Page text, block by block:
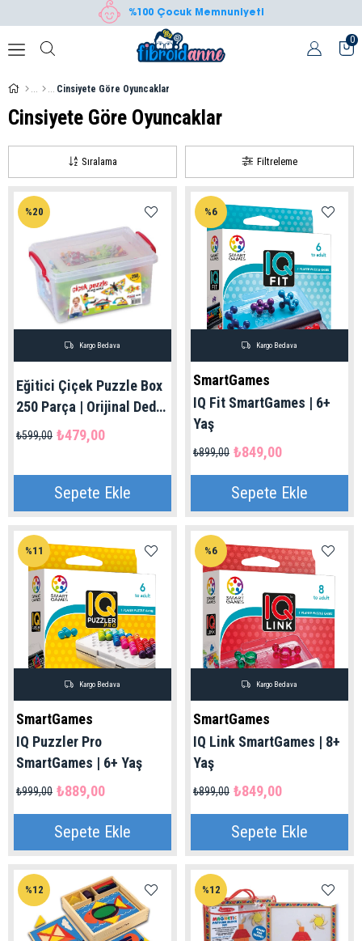
%100 Çocuk Memnuniyeti
0
Cinsiyete Göre Oyuncaklar
Cinsiyete Göre Oyuncaklar
Filtreleme
Sıralama
Eğitici Çiçek Puzzle Box
250 Parça | Orijinal Dede
Marka 3+ Yaş
₺479,00
₺599,00
Sepete Ekle
%20
Kargo Bedava
SmartGames
IQ Fit SmartGames | 6+
Yaş
₺849,00
₺899,00
Sepete Ekle
%6
Kargo Bedava
SmartGames
IQ Puzzler Pro
SmartGames | 6+ Yaş
₺889,00
₺999,00
Sepete Ekle
%11
Kargo Bedava
SmartGames
IQ Link SmartGames | 8+
Yaş
₺849,00
₺899,00
Sepete Ekle
%6
Kargo Bedava
%12 %12